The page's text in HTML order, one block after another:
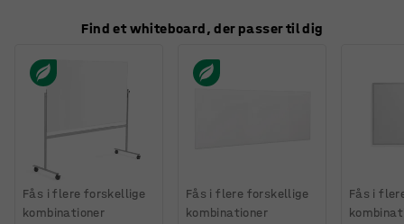
Find et whiteboard, der passer til dig
Fås i flere forskellige
kombinationer
Fås i flere forskellige
kombinationer
Fås i